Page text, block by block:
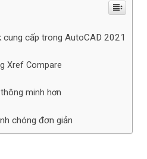
cấp trong AutoCAD 2021
Xref Compare
minh hơn
chóng đơn giản